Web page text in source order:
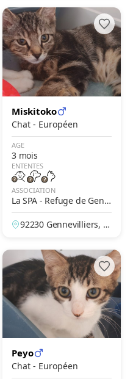
Miskitoko
Chat - Européen
AGE
3 mois
ENTENTES
ASSOCIATION
La SPA - Refuge de Genn
evilliers – Grammont
92230 Gennevilliers, H
Peyo
Chat - Européen